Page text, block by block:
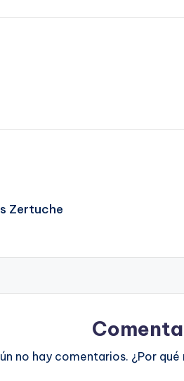
Zertuche
no hay comentarios. ¿Por